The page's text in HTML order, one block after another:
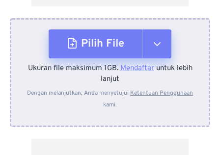
Pilih File
Dari Perangkat
Dari Dropbox
Ukuran file maksimum 1GB.Mendaftaruntuk lebih
lanjut
Dengan melanjutkan, Anda menyetujui Ketentuan Penggunaan
kami.